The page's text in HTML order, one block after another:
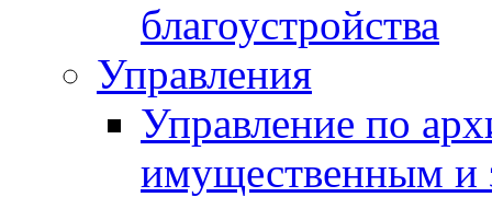
благоустройства
Управления
Управление по
имущественным и